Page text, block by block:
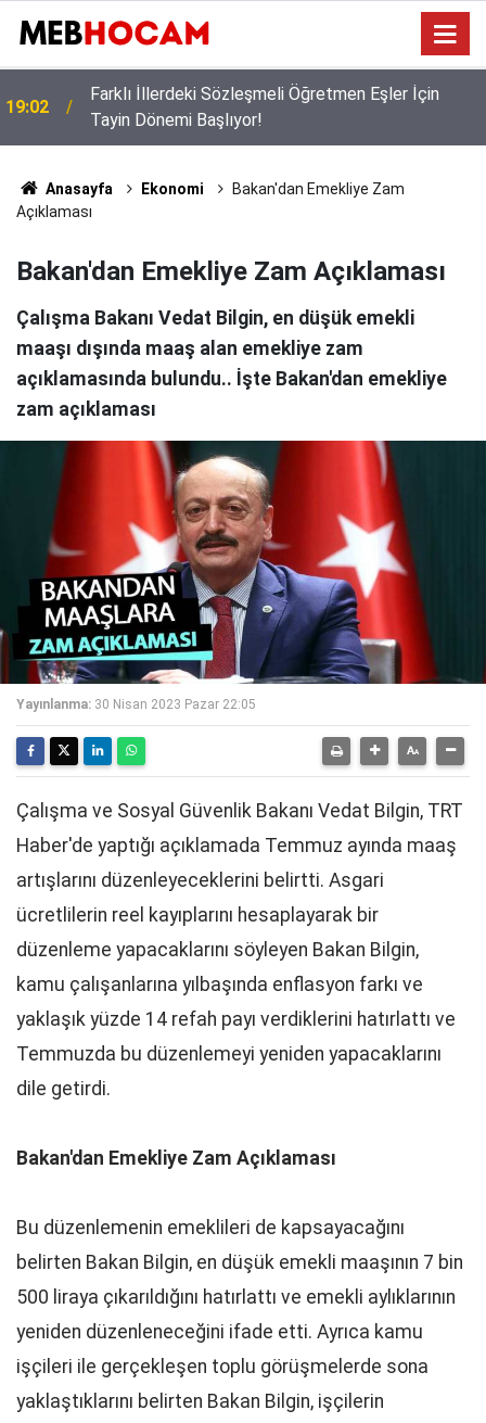
12:02
Üniversitelerde Yeni Dönem Belli Oldu: Dev Af
Müjdesi, İntörn Sınavı Hakkı ve Akademide Sahte
Teze Ağır Cezalar!
Anasayfa Ekonomi
Bakan'dan Emekliye Zam
Açıklaması
Bakan'dan Emekliye Zam Açıklaması
Çalışma Bakanı Vedat Bilgin, en düşük emekli
maaşı dışında maaş alan emekliye zam
açıklamasında bulundu.. İşte Bakan'dan emekliye
zam açıklaması
Yayınlanma: 30 Nisan 2023 Pazar 22:05
Çalışma ve Sosyal Güvenlik Bakanı Vedat Bilgin, TRT
Haber'de yaptığı açıklamada Temmuz ayında maaş
artışlarını düzenleyeceklerini belirtti. Asgari
ücretlilerin reel kayıplarını hesaplayarak bir
düzenleme yapacaklarını söyleyen Bakan Bilgin,
kamu çalışanlarına yılbaşında enflasyon farkı ve
yaklaşık yüzde 14 refah payı verdiklerini hatırlattı ve
Temmuzda bu düzenlemeyi yeniden yapacaklarını
dile getirdi.
Bakan'dan Emekliye Zam Açıklaması
Bu düzenlemenin emeklileri de kapsayacağını
belirten Bakan Bilgin, en düşük emekli maaşının 7 bin
500 liraya çıkarıldığını hatırlattı ve emekli aylıklarının
yeniden düzenleneceğini ifade etti. Ayrıca kamu
işçileri ile gerçekleşen toplu görüşmelerde sona
yaklaştıklarını belirten Bakan Bilgin, işçilerin